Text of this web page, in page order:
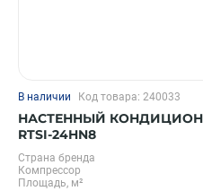
В наличии Код товара: 240033
НАСТЕННЫЙ КОНДИЦИОНЕР
RTSI-24HN8
Страна бренда
Компрессор
Площадь, м²